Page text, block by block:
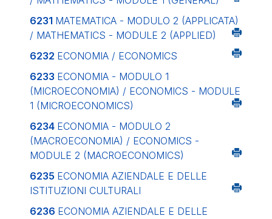
6231 MATEMATICA - MODULO 2 (APPLICATA)
/ MATHEMATICS - MODULE 2 (APPLIED)
6232 ECONOMIA / ECONOMICS
6233 ECONOMIA - MODULO 1
(MICROECONOMIA) / ECONOMICS - MODULE
1 (MICROECONOMICS)
6234 ECONOMIA - MODULO 2
(MACROECONOMIA) / ECONOMICS -
MODULE 2 (MACROECONOMICS)
6235 ECONOMIA AZIENDALE E DELLE
ISTITUZIONI CULTURALI
6236 ECONOMIA AZIENDALE E DELLE